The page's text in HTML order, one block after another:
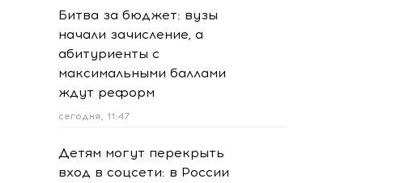
Битва за бюджет: вузы
начали зачисление, а
абитуриенты с
максимальными баллами
ждут реформ
сегодня, 11:47
Детям могут перекрыть
вход в соцсети: в России